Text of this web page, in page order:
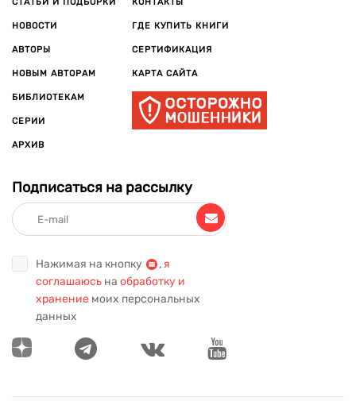
НОВОСТИ
АВТОРЫ
НОВЫМ АВТОРАМ
БИБЛИОТЕКАМ
СЕРИИ
АРХИВ
ГДЕ КУПИТЬ КНИГИ
СЕРТИФИКАЦИЯ
КАРТА САЙТА
Подписаться на рассылку
Нажимая на кнопку , я
соглашаюсь на обработку и
хранение моих персональных
данных